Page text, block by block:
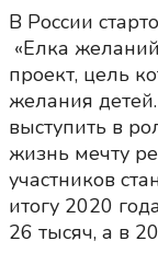
В России
«Елка
проект, цель
желания
выступить в
жизнь мечту
участников
итогу 2020
26 тысяч, а в